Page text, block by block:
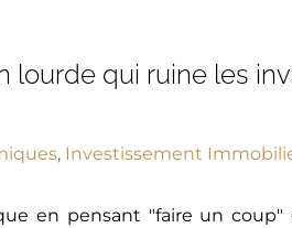
lourde qui ruine les
, Investissement
en pensant "faire un coup"